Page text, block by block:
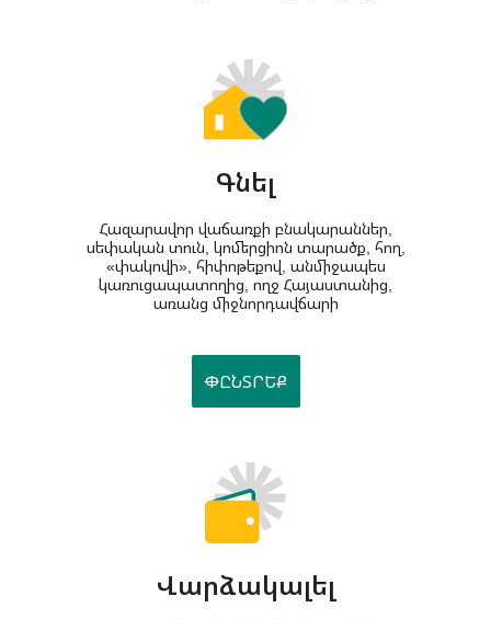
Գնել
Հազարավոր վաճառքի բնակարաններ,
սեփական տուն, կոմերցիոն տարածք, հող,
«փակովի», հիփոթեքով, անմիջապես
կառուցապատողից, ողջ Հայաստանից,
առանց միջնորդավճարի
ՓԸՆՏՐԵՔ
Վարձակալել